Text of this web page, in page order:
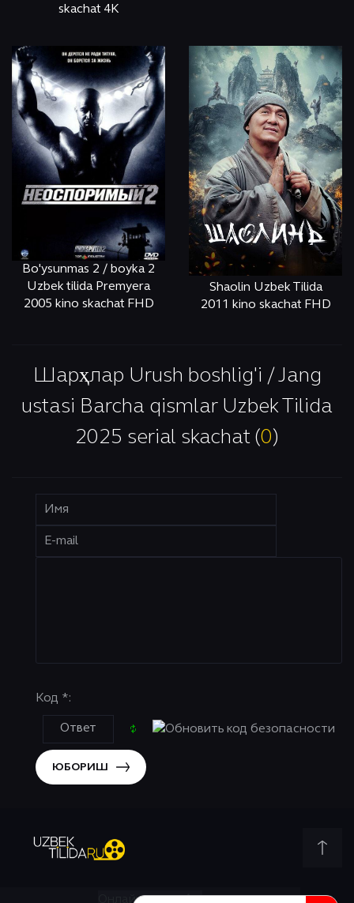
skachat 4K
Bo'ysunmas 2 / boyka 2
Uzbek tilida Premyera
2005 kino skachat FHD
Shaolin Uzbek Tilida
2011 kino skachat FHD
Шарҳлар Urush boshlig'i / Jang
ustasi Barcha qismlar Uzbek Tilida
2025 serial skachat (0 )
Код *:
ЮБОРИШ
Онлайн всего: